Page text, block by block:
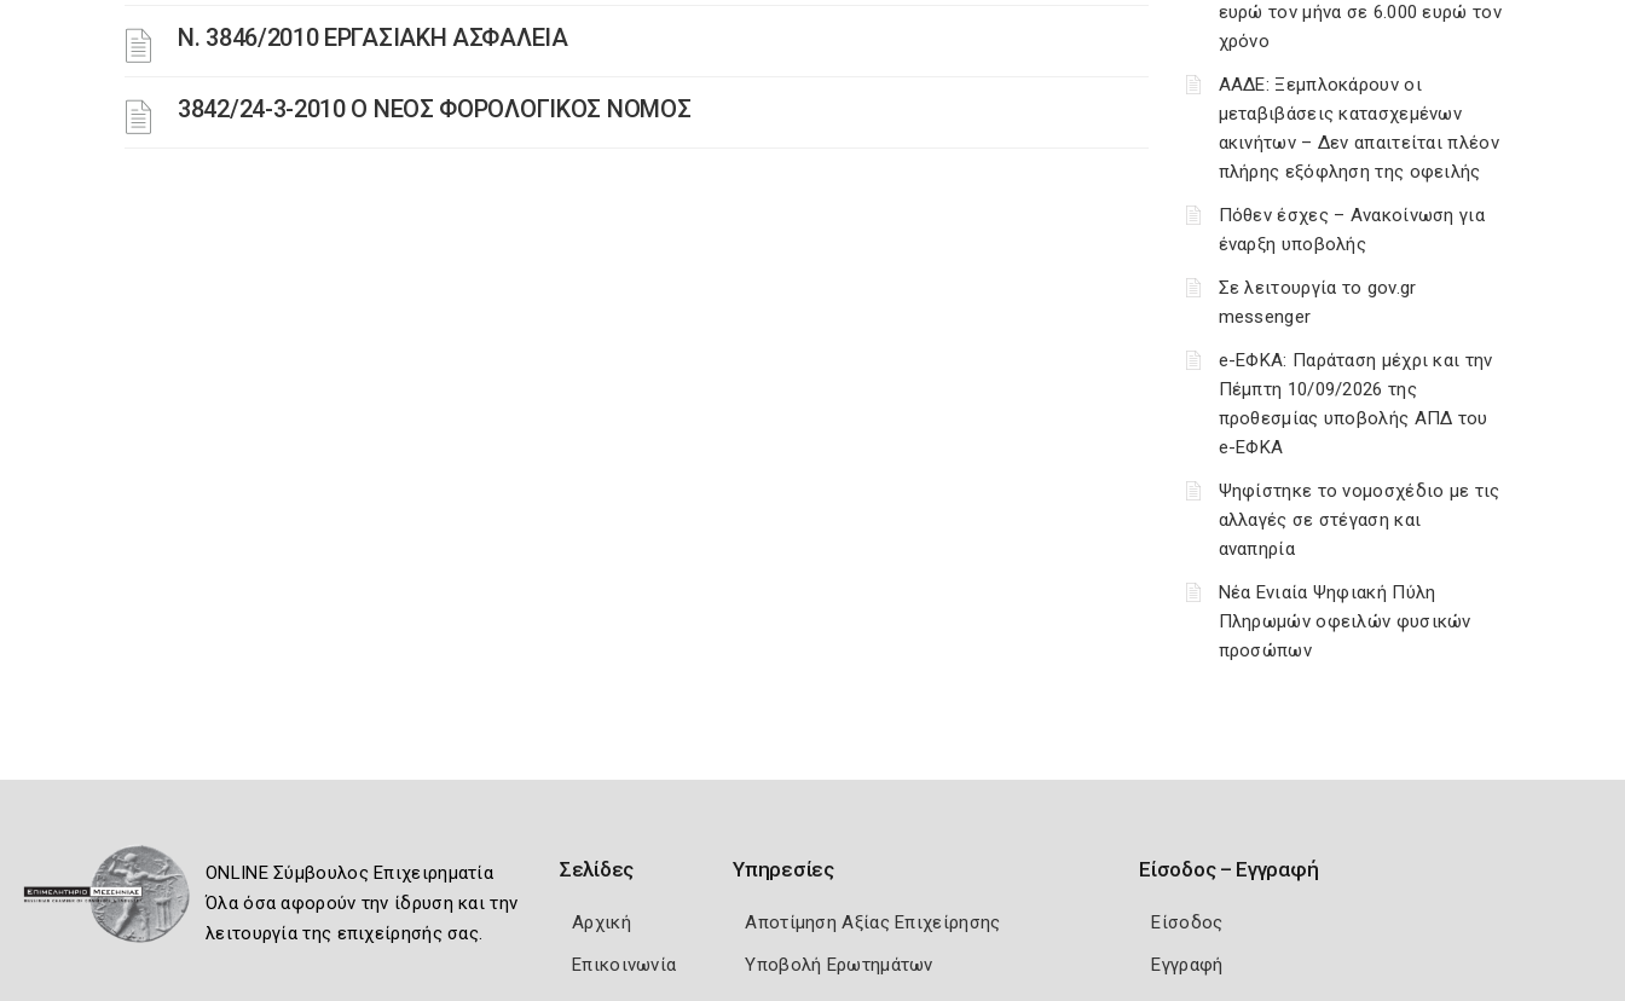
Ν. 3846/2010 ΕΡΓΑΣΙΑΚΗ ΑΣΦΑΛΕΙΑ
3842/24-3-2010 Ο ΝΕΟΣ ΦΟΡΟΛΟΓΙΚΟΣ ΝΟΜΟΣ
ευρώ τον μήνα σε 6.000 ευρώ τον
χρόνο
ΑΑΔΕ: Ξεμπλοκάρουν οι
μεταβιβάσεις κατασχεμένων
ακινήτων – Δεν απαιτείται πλέον
πλήρης εξόφληση της οφειλής
Πόθεν έσχες – Ανακοίνωση για
έναρξη υποβολής
Σε λειτουργία το gov.gr
messenger
e-ΕΦΚΑ: Παράταση μέχρι και την
Πέμπτη 10/09/2026 της
προθεσμίας υποβολής ΑΠΔ του
e-ΕΦΚΑ
Ψηφίστηκε το νομοσχέδιο με τις
αλλαγές σε στέγαση και
αναπηρία
Νέα Ενιαία Ψηφιακή Πύλη
Πληρωμών οφειλών φυσικών
προσώπων
ONLINE Σύμβουλος Επιχειρηματία
Όλα όσα αφορούν την ίδρυση και την
λειτουργία της επιχείρησής σας.
Σελίδες
Αρχική
Επικοινωνία
Υπηρεσίες
Αποτίμηση Αξίας Επιχείρησης
Υποβολή Ερωτημάτων
Είσοδος – Εγγραφή
Είσοδος
Εγγραφή